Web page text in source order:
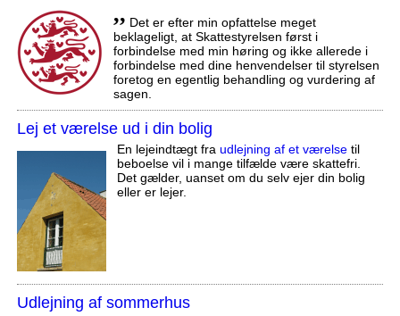
,, Det er efter min opfattelse meget
beklageligt, at Skattestyrelsen først i
forbindelse med min høring og ikke allerede i
forbindelse med dine henvendelser til styrelsen
foretog en egentlig behandling og vurdering af
sagen.
Lej et værelse ud i din bolig
En lejeindtægt fra udlejning af et værelsetil
beboelse vil i mange tilfælde være skattefri.
Det gælder, uanset om du selv ejer din bolig
eller er lejer.
Udlejning af sommerhus